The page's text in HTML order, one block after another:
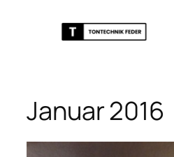
Januar 2016